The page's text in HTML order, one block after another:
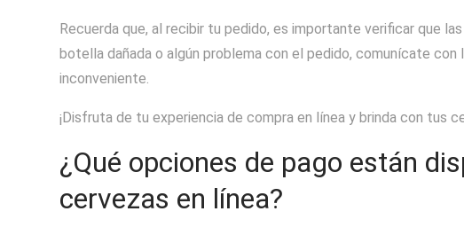
Recuerda que, al recibir tu pedido, es importante verificar que
botella dañada o algún problema con el pedido, comunícate
inconveniente.
¡Disfruta de tu experiencia de compra en línea y brinda con tus
¿Qué opciones de pago están
cervezas en línea?